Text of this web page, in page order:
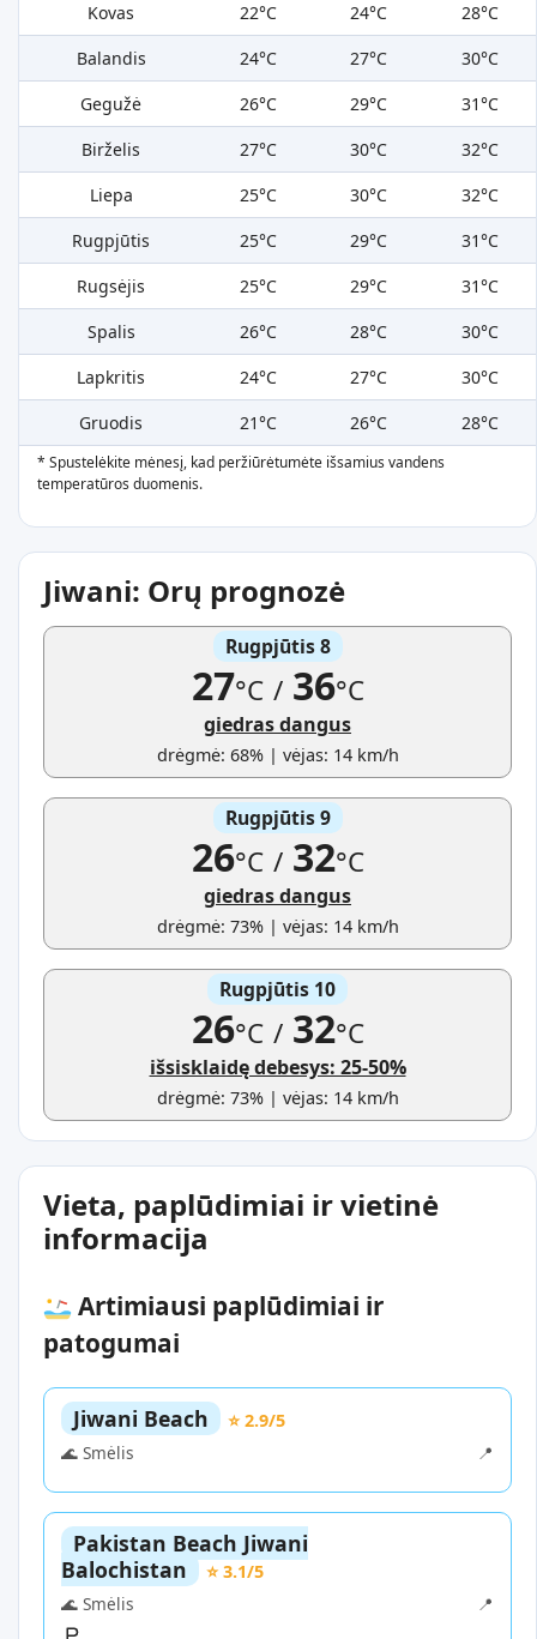
Kovas
22°C 24°C
28°C
Balandis
24°C 27°C
30°C
Gegužė
26°C 29°C
31°C
Birželis
27°C 30°C
32°C
Liepa
25°C 30°C
32°C
Rugpjūtis
25°C 29°C
31°C
Rugsėjis
25°C 29°C
31°C
Spalis
26°C 28°C
30°C
Lapkritis
24°C 27°C
30°C
Gruodis
21°C 26°C 28°C
* Spustelėkite mėnesį, kad peržiūrėtumėte išsamius vandens
temperatūros duomenis.
Jiwani: Orų prognozė
Rugpjūtis 8
27°C /36°C
giedras dangus
drėgmė: 68% | vėjas: 14 km/h
Rugpjūtis 9
26°C /32°C
giedras dangus
drėgmė: 73% | vėjas: 14 km/h
Rugpjūtis 10
26°C /32°C
išsisklaidę debesys: 25-50%
drėgmė: 73% | vėjas: 14 km/h
Vieta, paplūdimiai ir vietinė
informacija
Artimiausi paplūdimiai ir
patogumai
Jiwani Beach
⭐ 2.9/5
🌊 Smėlis
📍
Pakistan Beach Jiwani
Balochistan
⭐ 3.1/5
🌊 Smėlis
📍